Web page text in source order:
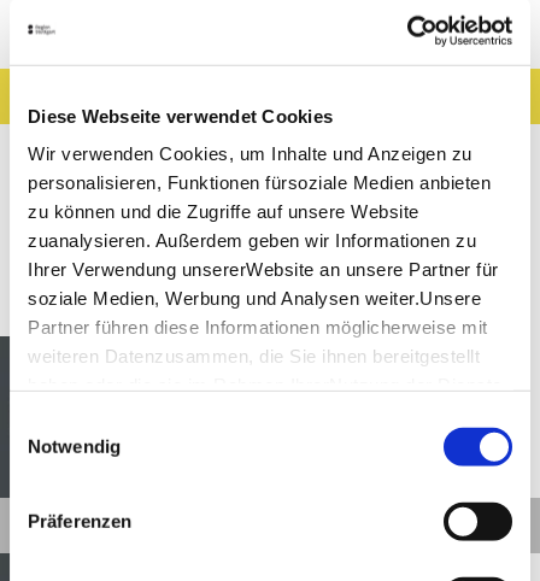
Diese Webseite verwendet Cookies
Wir verwenden Cookies, um Inhalte und Anzeigen zu
personalisieren, Funktionen fürsoziale Medien anbieten
zu können und die Zugriffe auf unsere Website
zuanalysieren. Außerdem geben wir Informationen zu
Ihrer Verwendung unsererWebsite an unsere Partner für
soziale Medien, Werbung und Analysen weiter.Unsere
Partner führen diese Informationen möglicherweise mit
weiteren Datenzusammen, die Sie ihnen bereitgestellt
Impressum
Notwendig
Präferenzen
Entdeckungen entlang der Tour
Sehenswertes
Gastronomie
Museen & Ausstellungen Freizeit
Touren
Göppingen Entfernung anzeigen